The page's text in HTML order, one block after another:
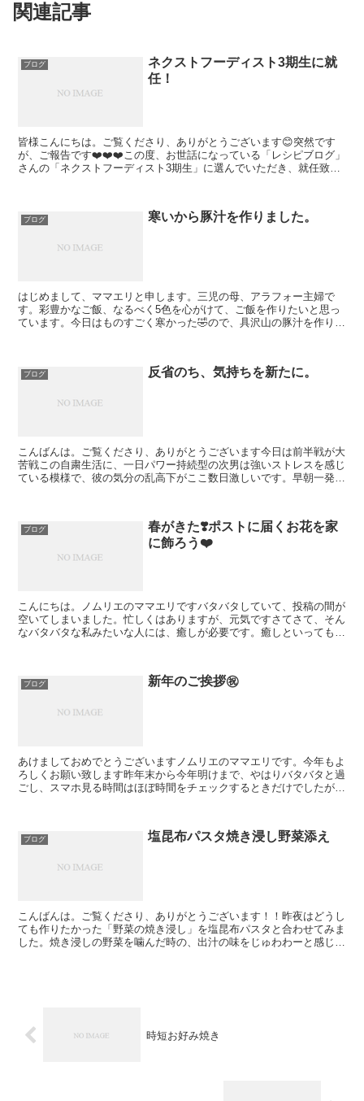
関連記事
ブログ
ネクストフーディスト3期生に就
任！
皆様こんにちは。ご覧くださり、ありがとうございます😊突然です
が、ご報告です❤️❤️❤️この度、お世話になっている「レシピブログ」
さんの「ネクストフーディスト3期生」に選んでいただき、就任致し
ブログ 寒いから豚汁を作りました。
はじめまして、ママエリと申します。三児の母、アラフォー主婦で
す。彩豊かなご飯、なるべく5色を心がけて、ご飯を作りたいと思っ
ています。今日はものすごく寒かった🤣ので、具沢山の豚汁を作りま
ブログ 反省のち、気持ちを新たに。
こんばんは。ご覧くださり、ありがとうございます今日は前半戦が大
苦戦この自粛生活に、一日パワー持続型の次男は強いストレスを感じ
ている模様で、彼の気分の乱高下がここ数日激しいです。早朝一発目
ブログ
春がきた❣️ポストに届くお花を家
に飾ろう❤️
こんにちは。ノムリエのママエリですバタバタしていて、投稿の間が
空いてしまいました。忙しくはありますが、元気ですさてさて、そん
なバタバタな私みたいな人には、癒しが必要です。癒しといってもい
ブログ 新年のご挨拶㊗️
あけましておめでとうございますノムリエのママエリです。今年もよ
ろしくお願い致します昨年末から今年明けまで、やはりバタバタと過
ごし、スマホ見る時間はほぼ時間をチェックするときだけでしたが、
ブログ 塩昆布パスタ焼き浸し野菜添え
こんばんは。ご覧くださり、ありがとうございます！！昨夜はどうし
ても作りたかった「野菜の焼き浸し」を塩昆布パスタと合わせてみま
した。焼き浸しの野菜を噛んだ時の、出汁の味をじゅわわーと感じる
時短お好み焼き